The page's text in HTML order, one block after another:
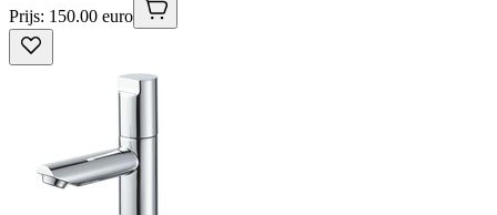
Prijs: 150.00 euro